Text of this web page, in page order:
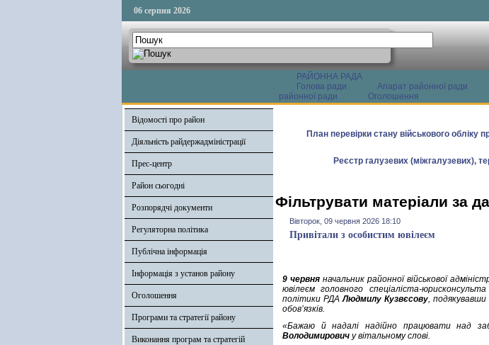
06 серпня 2026
РАЙОННА РАДА
Голова ради
Апарат районної ради
районної ради
Оголошення
Відомості про район
Діяльність райдержадміністрації
Прес-центр
Район сьогодні
Розпорядчі документи
Регуляторна політика
Публічна інформація
Інформація з установ району
Оголошення
Програми та стратегії району
Виконання програм та стратегій
План перевірки стану військового обліку
Реєстр галузевих (міжгалузевих),
Фільтрувати матеріали за
Вівторок, 09 червня 2026 18:10
Привітали з особистим ювілеєм
9 червня начальник районної військової
ювілеєм головного спеціаліста-
політики РДАЛюдмилу Кузвєсову, подякувавши
обов’язків.
«Бажаю й надалі надійно працювати над
Володимирович у вітальному слові.